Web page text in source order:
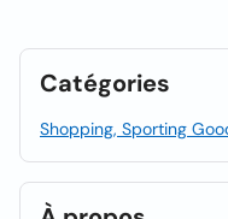
Catégories
Shopping, Sporting